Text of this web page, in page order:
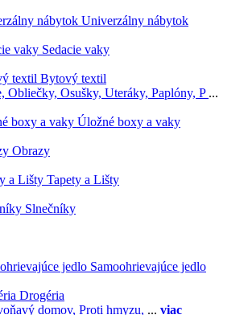
Univerzálny nábytok
Sedacie vaky
Bytový textil
Obliečky, Osušky, Uteráky, Paplóny, P ...
Úložné boxy a vaky
Obrazy
Tapety a Lišty
Slnečníky
Samoohrievajúce jedlo
Drogéria
domov, Proti hmyzu, ... viac